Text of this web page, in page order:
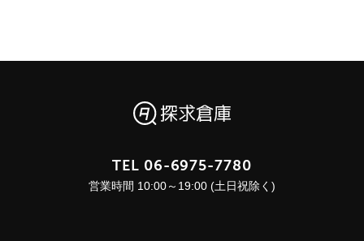
TEL 06-6975-7780
営業時間 10:00～19:00 (土日祝除く)